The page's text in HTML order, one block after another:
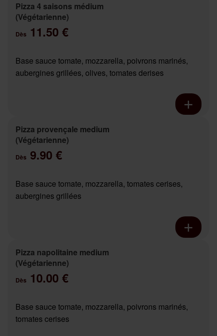
Pizza 4 saisons médium
(Végétarienne)
Dès 11.50 €
Base sauce tomate, mozzarella, poivrons marinés,
aubergines grillées, olives, tomates derises
Pizza provençale medium
(Végétarienne)
Dès 9.90 €
Base sauce tomate, mozzarella, tomates cerises,
aubergines grillées
Pizza napolitaine medium
(Végétarienne)
Dès 10.00 €
Base sauce tomate, mozzarella, poivrons marinés,
tomates cerises